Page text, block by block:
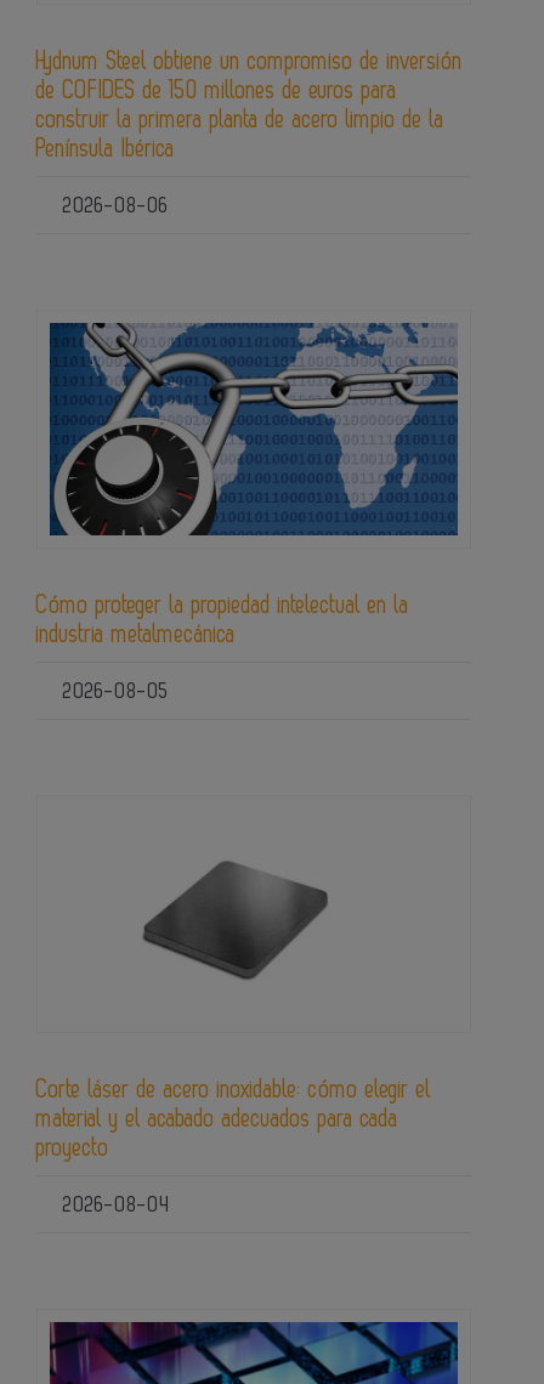
Hydnum Steel obtiene un compromiso de inversión
de COFIDES de 150 millones de euros para
construir la primera planta de acero limpio de la
Península Ibérica
2026-08-06
Cómo proteger la propiedad intelectual en la
industria metalmecánica
2026-08-05
Corte láser de acero inoxidable: cómo elegir el
material y el acabado adecuados para cada
proyecto
2026-08-04